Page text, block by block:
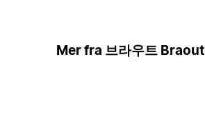
Mer fra 브라우트 Braout